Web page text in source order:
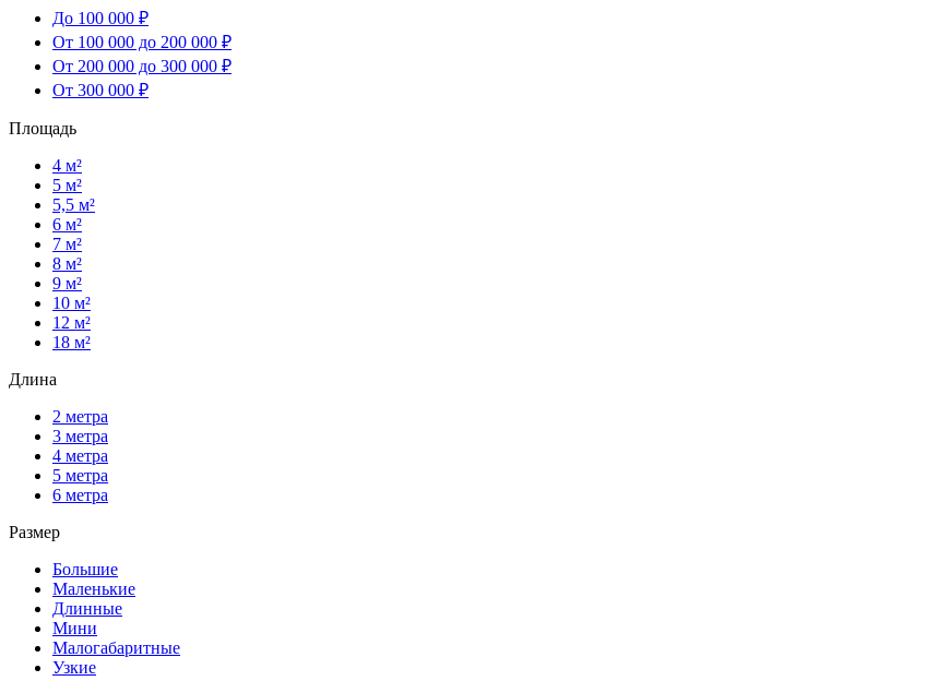
До 100 000 ₽
От 100 000 до 200 000 ₽
От 200 000 до 300 000 ₽
От 300 000 ₽
Площадь
4 м²
5 м²
5,5 м²
6 м²
7 м²
8 м²
9 м²
10 м²
12 м²
18 м²
Длина
2 метра
3 метра
4 метра
5 метра
6 метра
Размер
Большие
Маленькие
Длинные
Мини
Малогабаритные
Узкие